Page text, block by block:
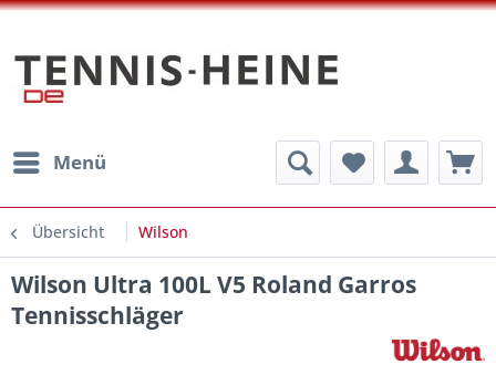
Menü
Übersicht Wilson
Wilson Ultra 100L V5 Roland Garros
Tennisschläger